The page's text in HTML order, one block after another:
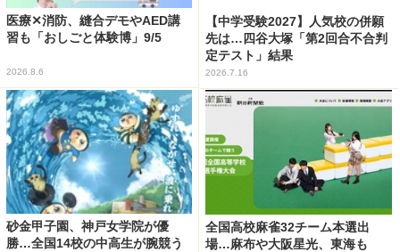
医療✕消防、縫合デモやAED講
習も「おしごと体験博」9/5
2026.8.6
【中学受験2027】人気校の併願
先は…四谷大塚「第2回合不合判
定テスト」結果
2026.7.16
砂金甲子園、神戸女学院が優
勝…全国14校の中高生が腕競う
全国高校麻雀32チーム本選出
場…麻布や大阪星光、東海も